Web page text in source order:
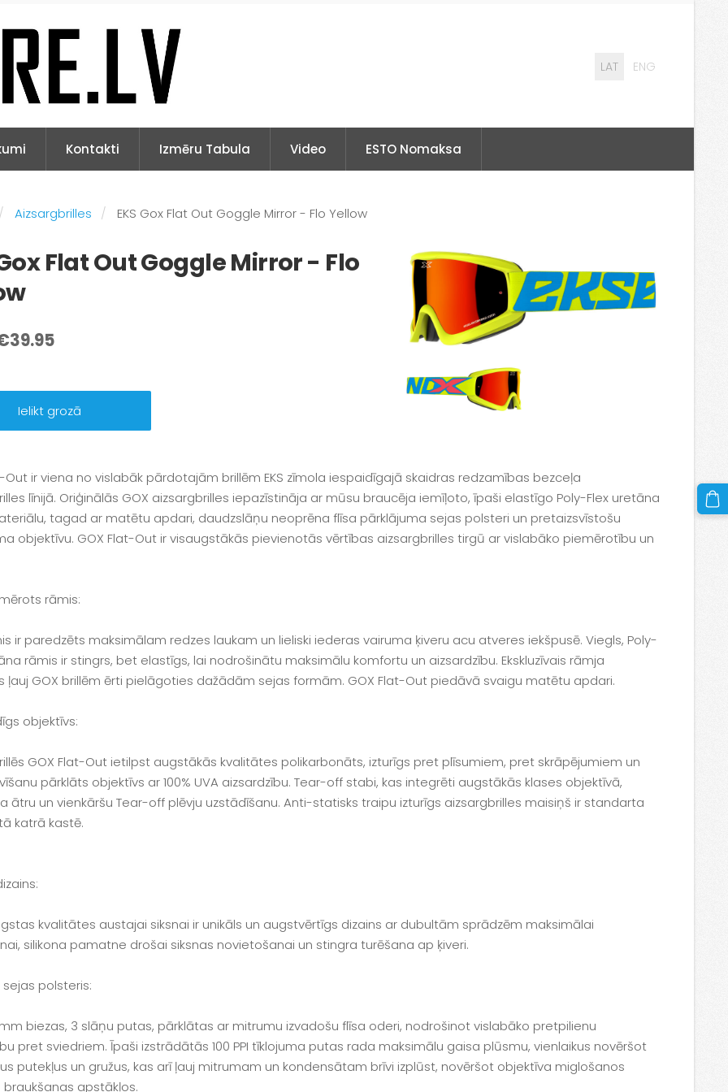
LAT ENG
Kontakti Izmēru Tabula Video ESTO Nomaksa
Aizsargbrilles EKS Gox Flat Out Goggle Mirror - Flo Yellow
Flat Out Goggle Mirror - Flo
Ielikt grozā
Out ir viena no vislabāk pārdotajām brillēm EKS zīmola iespaidīgajā skaidras redzamības bezceļa
līnijā. Oriģinālās GOX aizsargbrilles iepazīstināja ar mūsu braucēja iemīļoto, īpaši elastīgo Poly-Flex uretāna
tagad ar matētu apdari, daudzslāņu neoprēna flīsa pārklājuma sejas polsteri un pretaizsvīstošu
objektīvu. GOX Flat-Out ir visaugstākās pievienotās vērtības aizsargbrilles tirgū ar vislabāko piemērotību un
rāmis:
ir paredzēts maksimālam redzes laukam un lieliski iederas vairuma ķiveru acu atveres iekšpusē. Viegls, Poly-
rāmis ir stingrs, bet elastīgs, lai nodrošinātu maksimālu komfortu un aizsardzību. Ekskluzīvais rāmja
ļauj GOX brillēm ērti pielāgoties dažādām sejas formām. GOX Flat-Out piedāvā svaigu matētu apdari.
objektīvs:
GOX Flat-Out ietilpst augstākās kvalitātes polikarbonāts, izturīgs pret plīsumiem, pret skrāpējumiem un
pārklāts objektīvs ar 100% UVA aizsardzību. Tear-off stabi, kas integrēti augstākās klases objektīvā,
ātru un vienkāršu Tear-off plēvju uzstādīšanu. Anti-statisks traipu izturīgs aizsargbrilles maisiņš ir standarta
katrā kastē.
kvalitātes austajai siksnai ir unikāls un augstvērtīgs dizains ar dubultām sprādzēm maksimālai
silikona pamatne drošai siksnas novietošanai un stingra turēšana ap ķiveri.
polsteris:
biezas, 3 slāņu putas, pārklātas ar mitrumu izvadošu flīsa oderi, nodrošinot vislabāko pretpilienu
pret sviedriem. Īpaši izstrādātās 100 PPI tīklojuma putas rada maksimālu gaisa plūsmu, vienlaikus novēršot
putekļus un gružus, kas arī ļauj mitrumam un kondensātam brīvi izplūst, novēršot objektīva miglošanos
apstākļos.